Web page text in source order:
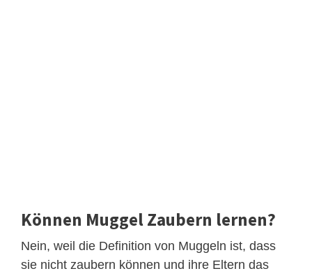
Können Muggel Zaubern lernen?
Nein, weil die Definition von Muggeln ist, dass
sie nicht zaubern können und ihre Eltern das